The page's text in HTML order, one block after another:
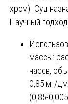
хром). Суд
Научный подход:
массы:
часов,
0,85 мг/
(0,85-